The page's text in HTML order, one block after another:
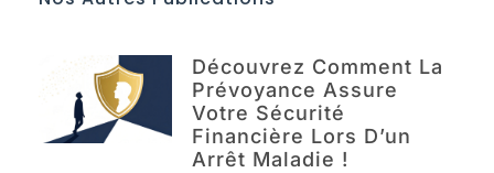
Découvrez Comment La
Prévoyance Assure
Votre Sécurité
Financière Lors D’un
Arrêt Maladie !